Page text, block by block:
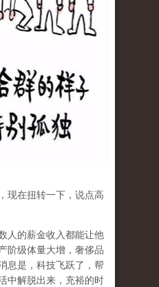
现在扭转一下，说点高
人的薪金收入都能让他
阶级体量大增，奢侈品
息是，科技飞跃了，帮
中解脱出来，充裕的时